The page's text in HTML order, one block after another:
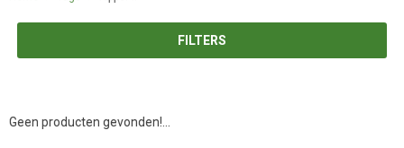
FILTERS
Geen producten gevonden!...